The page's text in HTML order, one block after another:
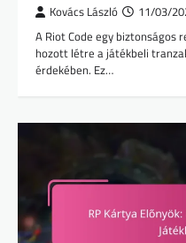
Kovács László 11/03/
A Riot Code egy biztonságos
hozott létre a játékbeli
érdekében. Ez…